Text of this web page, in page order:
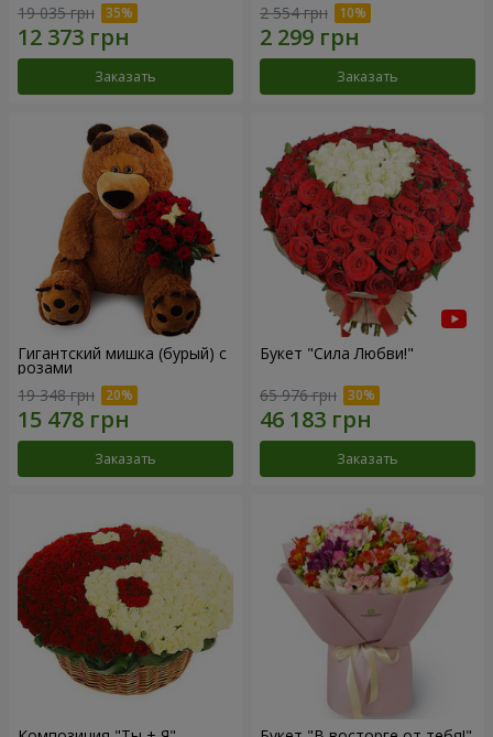
19 035 грн
Заказать
2 554 грн
Заказать
Гигантский мишка (бурый) с
розами
19 348 грн
Заказать
Букет "Сила Любви!"
65 976 грн
Заказать